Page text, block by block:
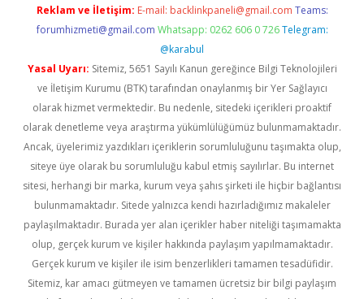
Reklam ve İletişim: E-mail: backlinkpaneli@gmail.com Teams:
forumhizmeti@gmail.com Whatsapp: 0262 606 0 726 Telegram:
@karabul
Yasal Uyarı: Sitemiz, 5651 Sayılı Kanun gereğince Bilgi Teknolojileri
ve İletişim Kurumu (BTK) tarafından onaylanmış bir Yer Sağlayıcı
olarak hizmet vermektedir. Bu nedenle, sitedeki içerikleri proaktif
olarak denetleme veya araştırma yükümlülüğümüz bulunmamaktadır.
Ancak, üyelerimiz yazdıkları içeriklerin sorumluluğunu taşımakta olup,
siteye üye olarak bu sorumluluğu kabul etmiş sayılırlar. Bu internet
sitesi, herhangi bir marka, kurum veya şahıs şirketi ile hiçbir bağlantısı
bulunmamaktadır. Sitede yalnızca kendi hazırladığımız makaleler
paylaşılmaktadır. Burada yer alan içerikler haber niteliği taşımamakta
olup, gerçek kurum ve kişiler hakkında paylaşım yapılmamaktadır.
Gerçek kurum ve kişiler ile isim benzerlikleri tamamen tesadüfidir.
Sitemiz, kar amacı gütmeyen ve tamamen ücretsiz bir bilgi paylaşım